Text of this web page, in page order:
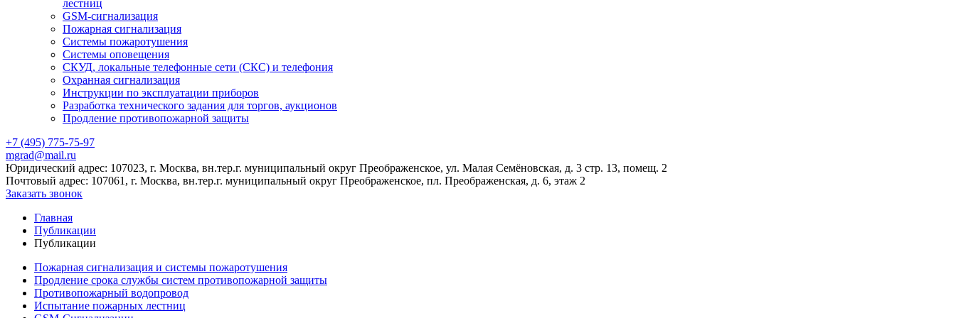
лестниц
GSM-сигнализация
Пожарная сигнализация
Системы пожаротушения
Системы оповещения
СКУД, локальные телефонные сети (СКС) и телефония
Охранная сигнализация
Инструкции по эксплуатации приборов
Разработка технического задания для торгов, аукционов
Продление противопожарной защиты
+7 (495) 775-75-97
mgrad@mail.ru
Юридический адрес: 107023, г. Москва, вн.тер.г. муниципальный округ Преображенское, ул. Малая Семёновская, д. 3 стр. 13, помещ. 2
Почтовый адрес: 107061, г. Москва, вн.тер.г. муниципальный округ Преображенское, пл. Преображенская, д. 6, этаж 2
Заказать звонок
Главная
Публикации
Публикации
Пожарная сигнализация и системы пожаротушения
Продление срока службы систем противопожарной защиты
Противопожарный водопровод
Испытание пожарных лестниц